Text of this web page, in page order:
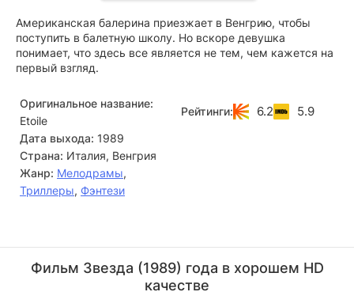
Американская балерина приезжает в Венгрию, чтобы
поступить в балетную школу. Но вскоре девушка
понимает, что здесь все является не тем, чем кажется на
первый взгляд.
Оригинальное название:
Etoile
Дата выхода: 1989
Страна: Италия, Венгрия
Жанр: Мелодрамы,
Триллеры, Фэнтези
Рейтинги: 6.2 5.9
(Zio Joshua)
(Claire Hamilton...)
Фильм Звезда (1989) года в хорошем HD
качестве